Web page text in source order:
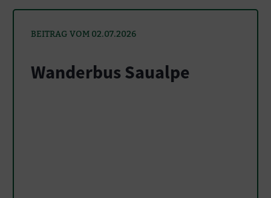
BEITRAG VOM 02.07.2026
Wanderbus Saualpe